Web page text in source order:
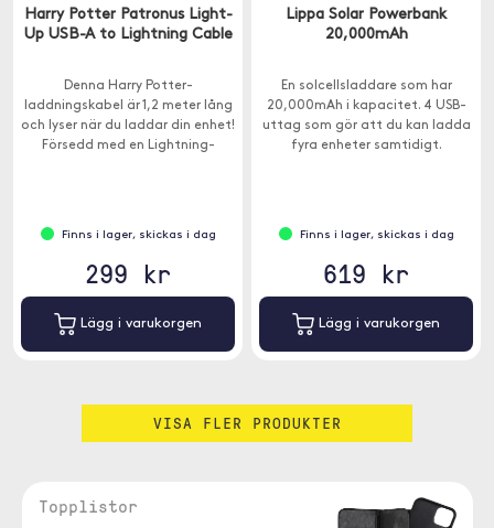
Harry Potter Patronus Light-
Up USB-A to Lightning Cable
Denna Harry Potter-
laddningskabel är 1,2 meter lång
och lyser när du laddar din enhet!
Försedd med en Lightning-
Finns i lager, skickas i dag
299 kr
Lägg i varukorgen
Lippa Solar Powerbank
20,000mAh
En solcellsladdare som har
20,000mAh i kapacitet. 4 USB-
uttag som gör att du kan ladda
fyra enheter samtidigt.
Finns i lager, skickas i dag
619 kr
Lägg i varukorgen
VISA FLER PRODUKTER
Topplistor